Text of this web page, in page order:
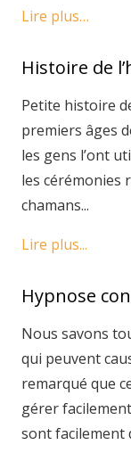
Lire plus…
Histoire de
Petite histoire
premiers âges
les gens l’ont
les cérémonies
chamans...
Lire plus...
Hypnose
Nous savons
qui peuvent
remarqué que
gérer
sont facilement